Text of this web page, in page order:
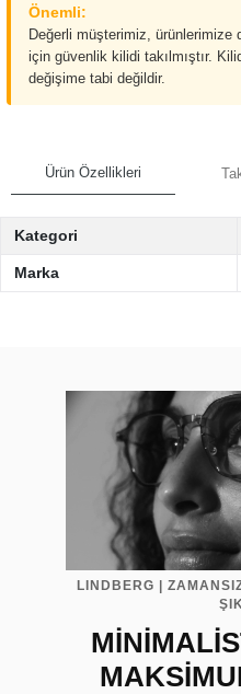
Önemli:
Değerli müşterimiz, ürünlerimize
için güvenlik kilidi takılmıştır.
değişime tabi değildir.
Ürün Özellikleri
Kategori
Marka
LINDBERG |